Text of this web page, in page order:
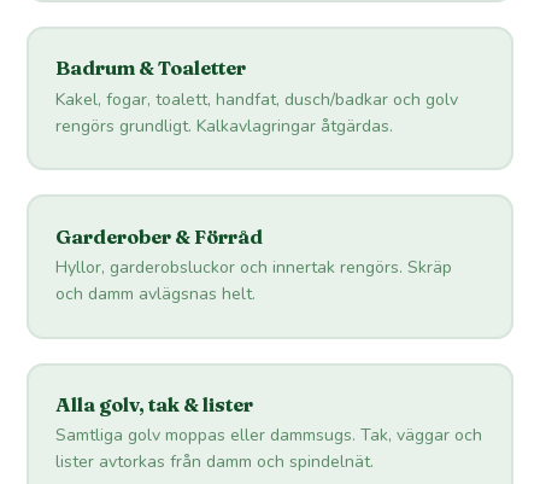
Badrum & Toaletter
Kakel, fogar, toalett, handfat, dusch/badkar och golv
rengörs grundligt. Kalkavlagringar åtgärdas.
Garderober & Förråd
Hyllor, garderobsluckor och innertak rengörs. Skräp
och damm avlägsnas helt.
Alla golv, tak & lister
Samtliga golv moppas eller dammsugs. Tak, väggar och
lister avtorkas från damm och spindelnät.